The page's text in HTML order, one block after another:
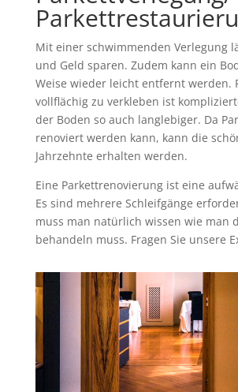
Mit einer schwimmenden Verlegung
und Geld sparen. Zudem kann ein
Weise wieder leicht entfernt werden.
vollflächig zu verkleben ist
der Boden so auch langlebiger. Da
renoviert werden kann, kann die
Jahrzehnte erhalten werden.
Eine Parkettrenovierung ist eine
Es sind mehrere Schleifgänge
muss man natürlich wissen wie man
behandeln muss. Fragen Sie unsere